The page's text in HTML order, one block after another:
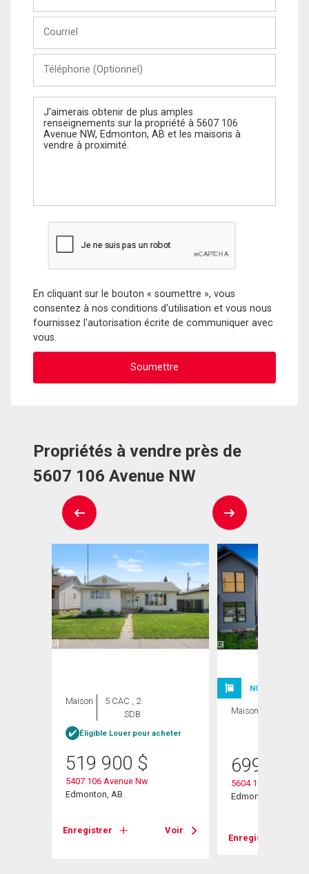
Nom
(Optionnel)
Message
En cliquant sur le bouton « soumettre », vous
consentez à nos conditions d'utilisation et vous nous
fournissez l'autorisation écrite de communiquer avec
vous.
Propriétés à vendre près de
5607 106 Avenue NW
Maison
5 CAC , 2
SDB
Éligible Louer pour acheter
519 900 $
5407 106 Avenue Nw
Edmonton, AB
Enregistrer Voir
NOUVELLE
Maison
699 900
5604 105 Avenue
Edmonton, AB
Enregistrer